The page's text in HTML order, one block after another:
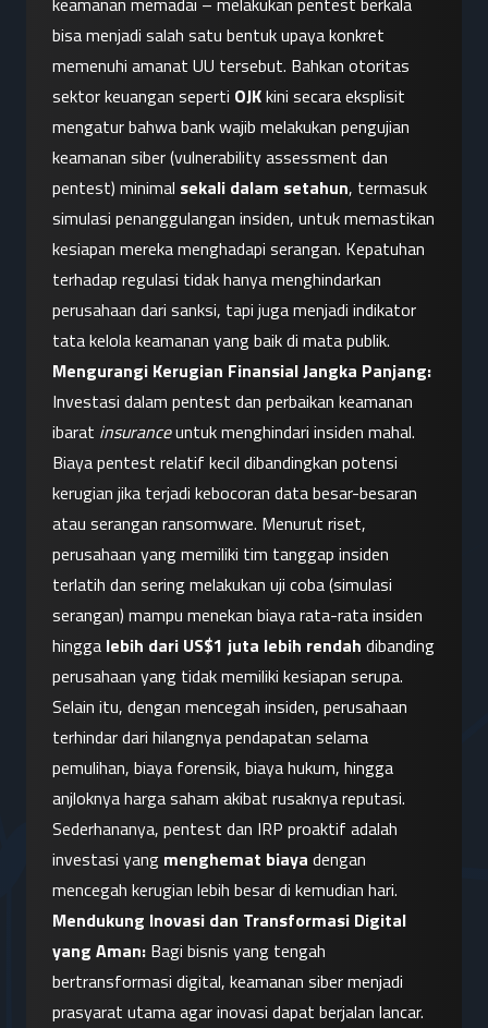
bisa menjadi salah satu bentuk upaya konkret
memenuhi amanat UU tersebut. Bahkan otoritas
sektor keuangan seperti OJK kini secara eksplisit
mengatur bahwa bank wajib melakukan pengujian
keamanan siber (vulnerability assessment dan
pentest) minimal sekali dalam setahun, termasuk
simulasi penanggulangan insiden, untuk memastikan
kesiapan mereka menghadapi serangan. Kepatuhan
terhadap regulasi tidak hanya menghindarkan
perusahaan dari sanksi, tapi juga menjadi indikator
tata kelola keamanan yang baik di mata publik.
Mengurangi Kerugian Finansial Jangka Panjang:
Investasi dalam pentest dan perbaikan keamanan
ibarat insurance untuk menghindari insiden mahal.
Biaya pentest relatif kecil dibandingkan potensi
kerugian jika terjadi kebocoran data besar-besaran
atau serangan ransomware. Menurut riset,
perusahaan yang memiliki tim tanggap insiden
terlatih dan sering melakukan uji coba (simulasi
serangan) mampu menekan biaya rata-rata insiden
hingga lebih dari US$1 juta lebih rendah dibanding
perusahaan yang tidak memiliki kesiapan serupa.
Selain itu, dengan mencegah insiden, perusahaan
terhindar dari hilangnya pendapatan selama
pemulihan, biaya forensik, biaya hukum, hingga
anjloknya harga saham akibat rusaknya reputasi.
Sederhananya, pentest dan IRP proaktif adalah
investasi yang menghemat biaya dengan
mencegah kerugian lebih besar di kemudian hari.
Mendukung Inovasi dan Transformasi Digital
yang Aman: Bagi bisnis yang tengah
bertransformasi digital, keamanan siber menjadi
prasyarat utama agar inovasi dapat berjalan lancar.